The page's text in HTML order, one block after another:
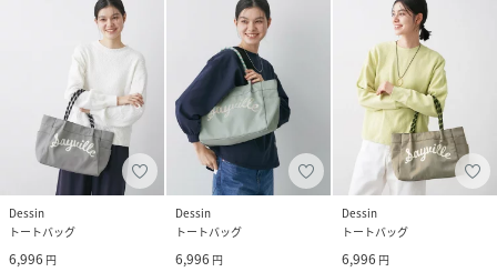
Dessin
トートバッグ
6,996 円
Dessin
トートバッグ
6,996 円
Dessin
トートバッグ
6,996 円